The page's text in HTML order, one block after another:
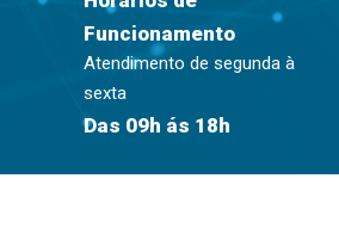
Funcionamento
Atendimento de segunda à
sexta
Das 09h ás 18h